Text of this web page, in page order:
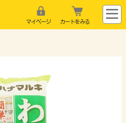
マイページ カートをみる